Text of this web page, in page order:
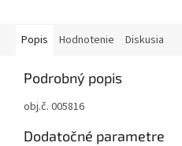
Popis Hodnotenie Diskusia
Podrobný popis
obj.č. 005816
Dodatočné parametre